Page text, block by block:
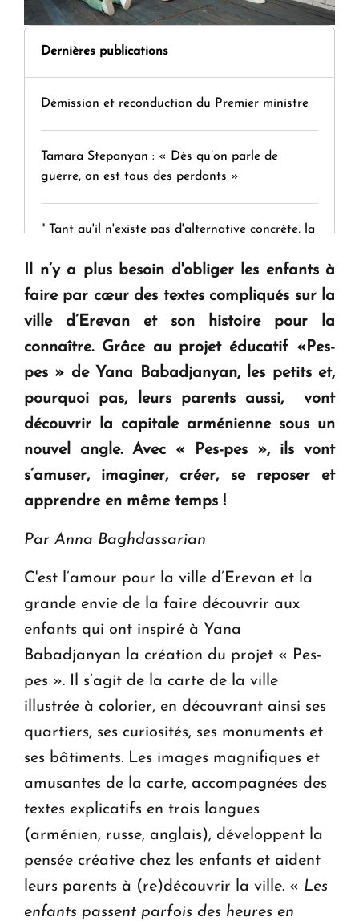
Dernières publications
Démission et reconduction du Premier ministre
Tamara Stepanyan : « Dès qu’on parle de
guerre, on est tous des perdants »
" Tant qu'il n'existe pas d'alternative concrète, la
KASA : 30 ans d'audace, de résilience et d'avenir
en Arménie
Le premier hôtel Hyatt Regency d'Arménie
ouvrira ses portes à Dilijan
Il n’y a plus besoin d'obliger les enfants à
faire par cœur des textes compliqués sur la
ville d’Erevan et son histoire pour la
connaître. Grâce au projet éducatif «Pes-
pes » de Yana Babadjanyan, les petits et,
pourquoi pas, leurs parents aussi, vont
découvrir la capitale arménienne sous un
nouvel angle. Avec « Pes-pes », ils vont
s’amuser, imaginer, créer, se reposer et
apprendre en même temps !
Par Anna Baghdassarian
C'est l’amour pour la ville d’Erevan et la
grande envie de la faire découvrir aux
enfants qui ont inspiré à Yana
Babadjanyan la création du projet « Pes-
pes ». Il s’agit de la carte de la ville
illustrée à colorier, en découvrant ainsi ses
quartiers, ses curiosités, ses monuments et
ses bâtiments. Les images magnifiques et
amusantes de la carte, accompagnées des
textes explicatifs en trois langues
(arménien, russe, anglais), développent la
pensée créative chez les enfants et aident
leurs parents à (re)découvrir la ville. « Les
enfants passent parfois des heures en